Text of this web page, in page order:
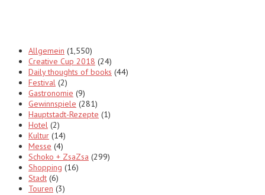
Allgemein (1,550)
Creative Cup 2018 (24)
Daily thoughts of books (44)
Festival (2)
Gastronomie (9)
Gewinnspiele (281)
Hauptstadt-Rezepte (1)
Hotel (2)
Kultur (14)
Messe (4)
Schoko + ZsaZsa (299)
Shopping (16)
Stadt (6)
Touren (3)